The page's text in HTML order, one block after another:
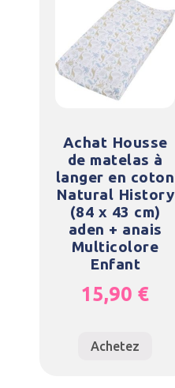
Achat Housse
de matelas à
langer en coton
Natural History
(84 x 43 cm)
aden + anais
Multicolore
Enfant
15,90 €
Achetez